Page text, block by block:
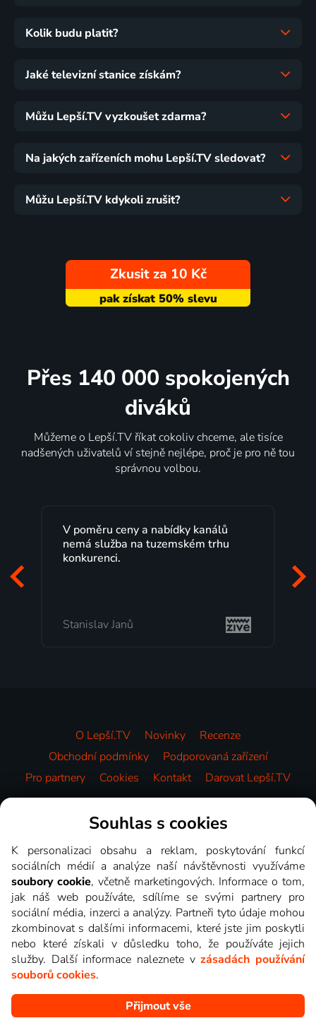
Kolik budu platit?
Jaké televizní stanice získám?
Můžu Lepší.TV vyzkoušet zdarma?
Na jakých zařízeních mohu Lepší.TV sledovat?
Můžu Lepší.TV kdykoli zrušit?
Zkusit za 10 Kč
Přes 140 000 spokojených
diváků
Můžeme o Lepší.TV říkat cokoliv chceme, ale tisíce
nadšených uživatelů ví stejně nejlépe, proč je pro ně tou
správnou volbou.
Lepší.TV sleduji už několik let s
maximální spokojeností. Velký
začátek programu, to je přesně
Milada Tomešová
O Lepší.TV Novinky
Recenze
Obchodní podmínky
Podporovaná zařízení
Pro partnery
Cookies Kontakt Darovat Lepší.TV
Videotéka
Copyright © goNET s.r.o. Na tomto webu jsou zobrazovány
obrázky z pořadů TV stanic, které můžete sledovat v Lepší.TV.
Souhlas s cookies
K personalizaci obsahu a reklam, poskytování funkcí
sociálních médií a analýze naší návštěvnosti využíváme
soubory cookie, včetně marketingových. Informace o tom,
jak náš web používáte, sdílíme se svými partnery pro
sociální média, inzerci a analýzy. Partneři tyto údaje mohou
zkombinovat s dalšími informacemi, které jste jim poskytli
nebo které získali v důsledku toho, že používáte jejich
služby. Další informace naleznete vzásadách používání
souborů cookies.
Přijmout vše